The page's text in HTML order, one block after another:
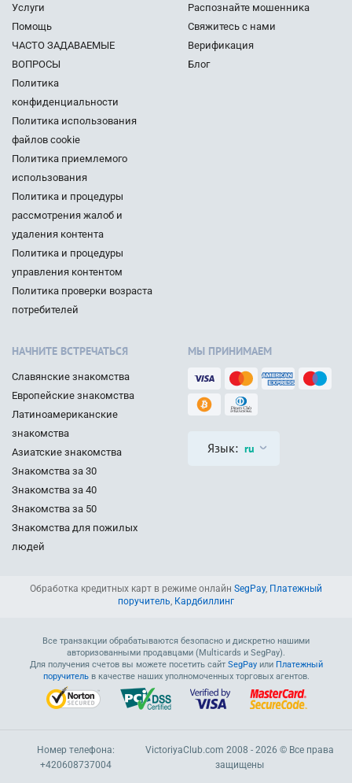
Услуги
Помощь
ЧАСТО ЗАДАВАЕМЫЕ
ВОПРОСЫ
Политика
конфиденциальности
Политика использования
файлов cookie
Политика приемлемого
использования
Политика и процедуры
рассмотрения жалоб и
удаления контента
Политика и процедуры
управления контентом
Политика проверки возраста
потребителей
Распознайте мошенника
Свяжитесь с нами
Верификация
Блог
НАЧНИТЕ ВСТРЕЧАТЬСЯ
Славянские знакомства
Европейские знакомства
Латиноамериканские
знакомства
Азиатские знакомства
Знакомства за 30
Знакомства за 40
Знакомства за 50
Знакомства для пожилых
людей
МЫ ПРИНИМАЕМ
Язык: ru
Обработка кредитных карт в режиме онлайн SegPay, Платежный
поручитель, Кардбиллинг
Все транзакции обрабатываются безопасно и дискретно нашими
авторизованными продавцами (Multicards и SegPay).
Для получения счетов вы можете посетить сайт SegPayили Платежный
поручительв качестве наших уполномоченных торговых агентов.
Номер телефона:
+420608737004
VictoriyaClub.com 2008 - 2026 © Все права
защищены